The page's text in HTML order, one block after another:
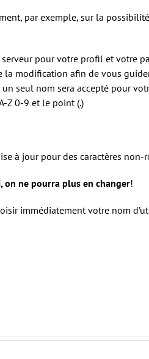
par exemple, sur la
pour votre profil et votre
la modification afin de vous
seul nom sera accepté pour
Z 0-9 et le point (.)
à jour pour des caractères non-
on ne pourra plus en changer!
immédiatement votre nom